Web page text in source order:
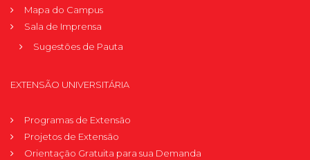
Mapa do Campus
Sala de Imprensa
Sugestões de Pauta
EXTENSÃO UNIVERSITÁRIA
Programas de Extensão
Projetos de Extensão
Orientação Gratuita para sua Demanda